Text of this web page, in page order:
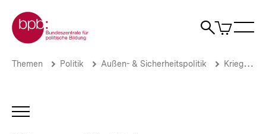
zum
Seiteninhalt
springen
Zur Startseite der bpb
Suche
Artikel
im
Status
und
Konflikte
Brotkrümelnavigation
Pfadnavigation
Themen Politik Außen- & Sicherheitspolitik Kriege & Konflikte
INHALTSNAVIGATION